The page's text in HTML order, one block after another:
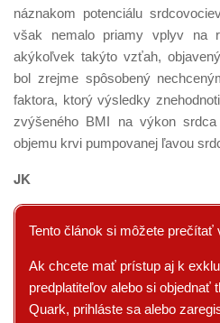
náznakom potenciálu
však nemalo priamy vplyv na
akýkoľvek takýto vzťah,
bol zrejme spôsobený
faktora, ktorý výsledky
zvýšeného BMI na výkon
objemu krvi pumpovanej ľavou
JK
Tento článok si môžete prečítať
Ak chcete mať prístup aj k
predplatiteľov alebo si objednať
Quark, prihláste sa alebo